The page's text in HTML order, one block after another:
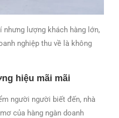
nhưng lượng khách hàng lớn,
nghiệp thu về là không
hiệu mãi mãi
người người biết đến, nhà
của hàng ngàn doanh